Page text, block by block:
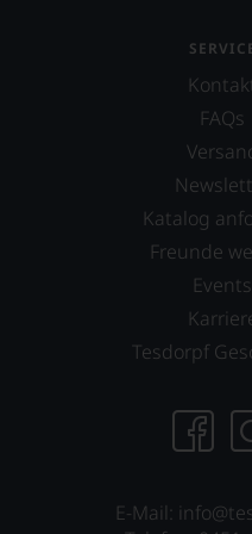
haben
dass
manch
schwer
ist
oder
am
Wein
Aus
Grund
haben
wir
WIR
FAQs
Katalog
Freunde
Events
Tesdorpf
E-Mail: